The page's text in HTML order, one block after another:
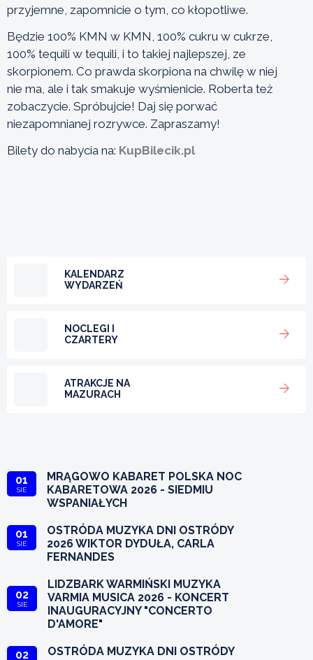
przyjemne, zapomnicie o tym, co kłopotliwe.
Będzie 100% KMN w KMN, 100% cukru w cukrze,
100% tequili w tequili, i to takiej najlepszej, ze
skorpionem. Co prawda skorpiona na chwilę w niej
nie ma, ale i tak smakuje wyśmienicie. Roberta też
zobaczycie. Spróbujcie! Daj się porwać
niezapomnianej rozrywce. Zapraszamy!
Bilety do nabycia na: KupBilecik.pl
KALENDARZ
WYDARZEŃ
NOCLEGI I
CZARTERY
ATRAKCJE NA
MAZURACH
01
SIE
MRĄGOWO KABARET POLSKA NOC
KABARETOWA 2026 - SIEDMIU
WSPANIAŁYCH
01
SIE
OSTRÓDA MUZYKA DNI OSTRÓDY
2026 WIKTOR DYDUŁA, CARLA
FERNANDES
02
SIE
LIDZBARK WARMIŃSKI MUZYKA
VARMIA MUSICA 2026 - KONCERT
INAUGURACYJNY "CONCERTO
D'AMORE"
02
OSTRÓDA MUZYKA DNI OSTRÓDY